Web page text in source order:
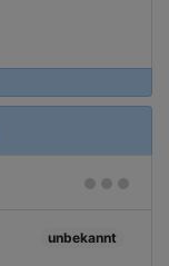
unbekannt